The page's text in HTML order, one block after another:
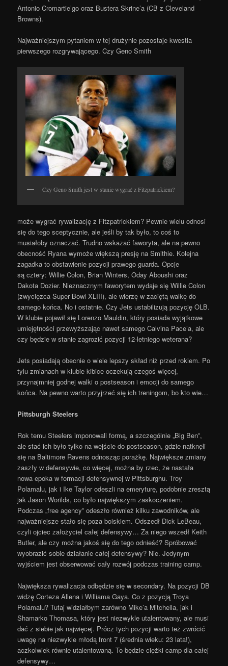
Antonio Cromartie’go oraz Bustera Skrine’a (CB z Cleveland
Browns).
Najważniejszym pytaniem w tej drużynie pozostaje kwestia
pierwszego rozgrywającego. Czy Geno Smith
Czy Geno Smith jest w stanie wygrać z Fitzpatrickiem?
może wygrać rywalizację z Fitzpatrickiem? Pewnie wielu odnosi
się do tego sceptycznie, ale jeśli by tak było, to coś to
musiałoby oznaczać. Trudno wskazać faworyta, ale na pewno
obecność Ryana wymoże większą presję na Smithie. Kolejna
zagadka to obstawienie pozycji prawego guarda. Opcje
są cztery: Willie Colon, Brian Winters, Oday Aboushi oraz
Dakota Dozier. Nieznacznym faworytem wydaje się Willie Colon
(zwycięzca Super Bowl XLIII), ale wierzę w zaciętą walkę do
samego końca. No i ostatnie. Czy Jets ustabilizują pozycję OLB.
W klubie pojawił się Lorenzo Mauldin, który posiada wyjątkowe
umiejętności przewyższając nawet samego Calvina Pace’a, ale
czy będzie w stanie zagrozić pozycji 12-letniego weterana?
Jets posiadają obecnie o wiele lepszy skład niż przed rokiem. Po
tylu zmianach w klubie kibice oczekują czegoś więcej,
przynajmniej godnej walki o postseason i emocji do samego
końca. Na pewno warto przyjrzeć się ich treningom, bo kto wie…
Pittsburgh Steelers
Rok temu Steelers imponowali formą, a szczególnie „Big Ben”,
ale stać ich było tylko na wejście do postseason, gdzie natknęli
się na Baltimore Ravens odnosząc porażkę. Największe zmiany
zaszły w defensywie, co więcej, można by rzec, że nastała
nowa epoka w formacji defensywnej w Pittsburghu. Troy
Polamalu, jak i Ike Taylor odeszli na emeryturę, podobnie zresztą
jak Jason Worilds, co było największym zaskoczeniem.
Podczas „free agency” odeszło również kilku zawodników, ale
najważniejsze stało się poza boiskiem. Odszedł Dick LeBeau,
czyli ojciec założyciel całej defensywy… Za niego wszedł Keith
Butler, ale czy można jakoś się do tego odnieść? Spróbować
wyobrazić sobie działanie całej defensywy? Nie. Jedynym
wyjściem jest obserwować cały rozwój podczas training camp.
Największa rywalizacja odbędzie się w secondary. Na pozycji DB
widzę Corteza Allena i Williama Gaya. Co z pozycją Troya
Polamalu? Tutaj widziałbym zarówno Mike’a Mitchella, jak i
Shamarko Thomasa, który jest niezwykle utalentowany, ale musi
dać z siebie jak najwięcej. Prócz tych pozycji warto też zwrócić
uwagę na niezwykle młodą front 7 (średnia wieku: 23 lata!),
aczkolwiek równie utalentowaną. To będzie ciężki camp dla całej
defensywy…